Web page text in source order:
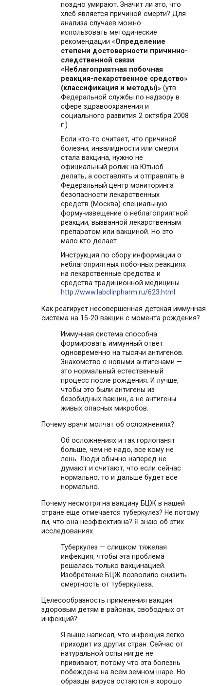
поздно умирают. Значит ли это, что
хлеб является причиной смерти? Для
анализа случаев можно
использовать методические
рекомендации «Определение
степени достоверности причинно-
следственной связи
«Неблагоприятная побочная
реакция-лекарственное средство»
(классификация и методы)» (утв.
Федеральной службы по надзору в
сфере здравоохранения и
социального развития 2 октября 2008
г.)
Если кто-то считает, что причиной
болезни, инвалидности или смерти
стала вакцина, нужно не
официальный ролик на Ютьюб
делать, а составлять и отправлять в
Федеральный центр мониторинга
безопасности лекарственных
средств (Москва) специальную
форму-извещение о неблагоприятной
реакции, вызванной лекарственным
препаратом или вакциной. Но это
мало кто делает.
Инструкция по сбору информации о
неблагоприятных побочных реакциях
на лекарственные средства и
средства традиционной медицины.
http://www.labclinpharm.ru/623.html
Как реагирует несовершенная детская иммунная
система на 15-20 вакцин с момента рождения?
Иммунная система способна
формировать иммунный ответ
одновременно на тысячи антигенов.
Знакомство с новыми антигенами —
это нормальный естественный
процесс после рождения. И лучше,
чтобы это были антигены из
безобидных вакцин, а не антигены
живых опасных микробов.
Почему врачи молчат об осложнениях?
Об осложнениях и так горлопанят
больше, чем не надо, все кому не
лень. Люди обычно наперед не
думают и считают, что если сейчас
нормально, то и дальше будет все
нормально.
Почему несмотря на вакцину БЦЖ в нашей
стране еще отмечается туберкулез? Не потому
ли, что она неэффективна? Я знаю об этих
исследованиях.
Туберкулез — слишком тяжелая
инфекция, чтобы эта проблема
решалась только вакцинацией.
Изобретение БЦЖ позволило снизить
смертность от туберкулеза.
Целесообразность применения вакцин
здоровым детям в районах, свободных от
инфекций?
Я выше написал, что инфекция легко
приходит из других стран. Сейчас от
натуральной оспы нигде не
прививают, потому что эта болезнь
побеждена на всем земном шаре. Но
образцы вируса остаются в хорошо